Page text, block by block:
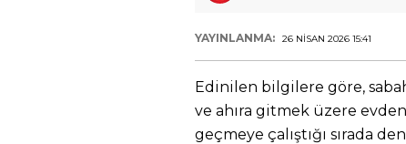
YAYINLANMA: 26 NISAN 2026 15:41
Edinilen bilgilere göre,
ve ahıra gitmek üzere
geçmeye çalıştığı sırada